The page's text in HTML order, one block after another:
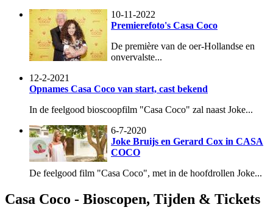
10-11-2022
Premierefoto's Casa Coco
De première van de oer-Hollandse en
onvervalste...
12-2-2021
Opnames Casa Coco van start, cast bekend
In de feelgood bioscoopfilm "Casa Coco" zal naast Joke...
6-7-2020
Joke Bruijs en Gerard Cox in CASA
COCO
De feelgood film "Casa Coco", met in de hoofdrollen Joke...
Casa Coco - Bioscopen, Tijden & Tickets